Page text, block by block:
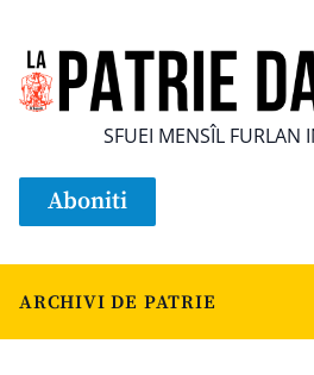
SFUEI MENSÎL FURLAN
Aboniti
ARCHIVI DE PATRIE